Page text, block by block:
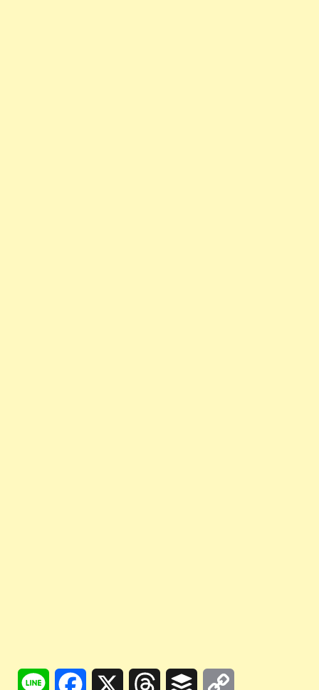
Line Facebook
X Threads Buffer